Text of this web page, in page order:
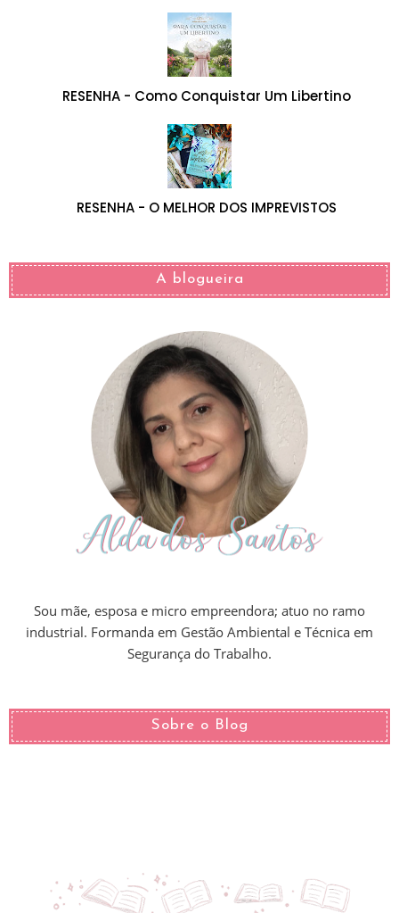
RESENHA - Como Conquistar Um Libertino
RESENHA - O MELHOR DOS IMPREVISTOS
A blogueira
Sou mãe, esposa e micro empreendora; atuo no ramo
industrial. Formanda em Gestão Ambiental e Técnica em
Segurança do Trabalho.
Sobre o Blog